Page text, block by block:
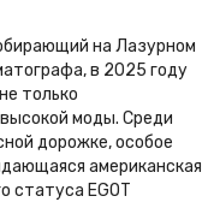
на Лазурном
в 2025 году
только
моды. Среди
дорожке, особое
американская
статуса EGOT